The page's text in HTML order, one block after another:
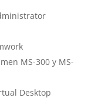
MS-300 y MS-
Desktop